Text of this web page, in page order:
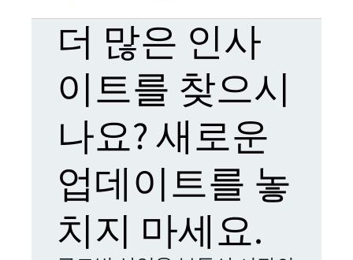
더 많은 인사
이트를 찾으시
나요? 새로운
업데이트를 놓
치지 마세요.